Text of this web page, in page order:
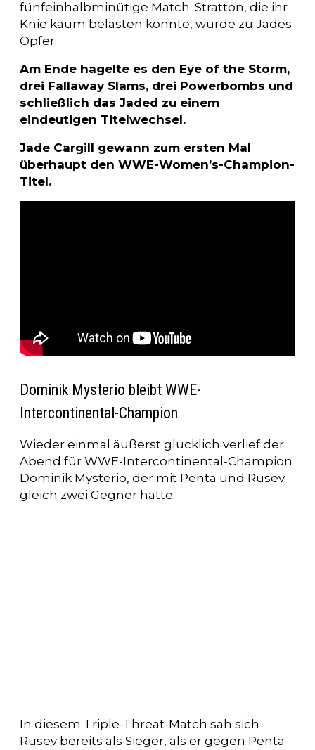
fünfeinhalbminütige Match. Stratton, die ihr
Knie kaum belasten konnte, wurde zu Jades
Opfer.
Am Ende hagelte es den Eye of the Storm,
drei Fallaway Slams, drei Powerbombs und
schließlich das Jaded zu einem
eindeutigen Titelwechsel.
Jade Cargill gewann zum ersten Mal
überhaupt den WWE-Women’s-Champion-
Titel.
Dominik Mysterio bleibt WWE-
Intercontinental-Champion
Wieder einmal äußerst glücklich verlief der
Abend für WWE-Intercontinental-Champion
Dominik Mysterio, der mit Penta und Rusev
gleich zwei Gegner hatte.
In diesem Triple-Threat-Match sah sich
Rusev bereits als Sieger, als er gegen Penta